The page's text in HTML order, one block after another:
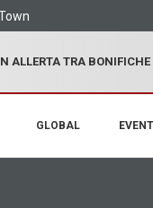
ALLERTA TRA
GLOBAL